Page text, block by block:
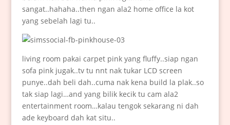
sangat..hahaha..then ngan ala2 home office la kot
yang sebelah lagi tu..
living room pakai carpet pink yang fluffy..siap ngan
sofa pink jugak..tv tu nnt nak tukar LCD screen
punye..dah beli dah..cuma nak kena build la plak..so
tak siap lagi…and yang bilik kecik tu cam ala2
entertainment room…kalau tengok sekarang ni dah
ade keyboard dah kat situ..